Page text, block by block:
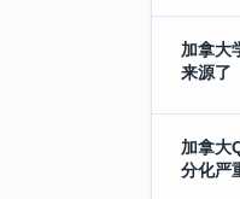
加拿大
来源了
加拿大
分化严